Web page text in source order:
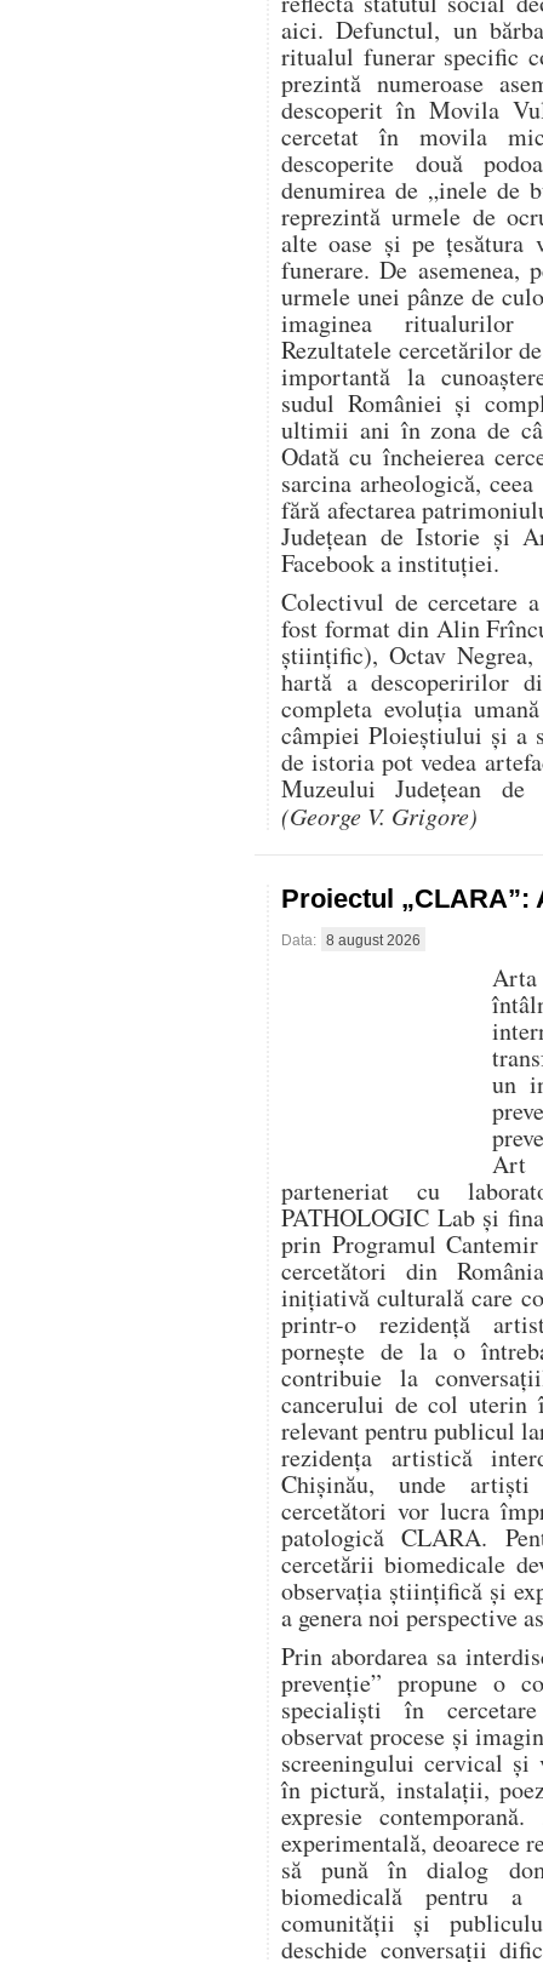
aici. Defunctul, un
ritualul funerar specific
prezintă numeroase
descoperit în Movila
cercetat în movila
descoperite două
denumirea de „inele de
reprezintă urmele de
alte oase și pe țesătura
funerare. De asemenea,
urmele unei pânze de
imaginea ritualurilor
Rezultatele cercetărilor
importantă la
sudul României și
ultimii ani în zona de
Odată cu încheierea
sarcina arheologică,
fără afectarea
Județean de Istorie și
Facebook a instituției.
Colectivul de
fost format din Alin
științific), Octav
hartă a descoperirilor
completa evoluția
câmpiei Ploieștiului și a
de istoria pot vedea
Muzeului Județean
(George V. Grigore)
Proiectul „CLARA”:
Data: 8 august 2026
un
Art
parteneriat cu
PATHOLOGIC Lab și
prin Programul
cercetători din
inițiativă culturală care
printr-o rezidență
pornește de la o
contribuie la
cancerului de col uterin
relevant pentru publicul
rezidența artistică
Chișinău, unde
cercetători vor lucra
patologică CLARA.
cercetării biomedicale
observația științifică și
a genera noi perspective
Prin abordarea sa
prevenție” propune o
specialiști în
observat procese și
screeningului cervical și
în pictură, instalații,
expresie
experimentală, deoarece
să pună în dialog
biomedicală pentru a
comunității și
deschide conversații